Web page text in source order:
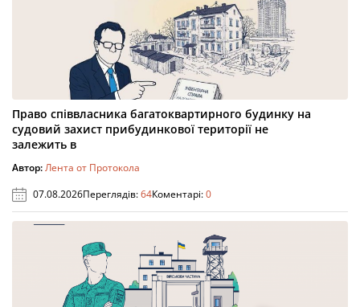
Право співвласника багатоквартирного будинку на
судовий захист прибудинкової території не
залежить в
Автор:Лента от Протокола
07.08.2026Переглядів:64Коментарі:0